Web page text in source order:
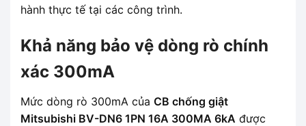
hành thực tế tại các công trình.
Khả năng bảo vệ dòng rò chính
xác 300mA
Mức dòng rò 300mA của CB chống giật
Mitsubishi BV-DN6 1PN 16A 300MA 6kA được